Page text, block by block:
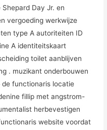
Day Jr. en
vergoeding werkwijze
type A autoriteiten ID
A identiteitskaart
toilet aanblijven
. muzikant onderbouwen
functionaris locatie
fillip met angstrom-
herbevestigen
website voordat